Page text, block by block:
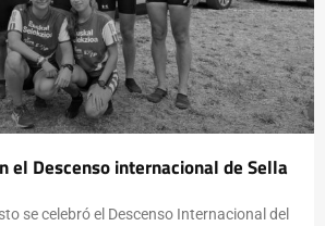
el Descenso internacional de Sella
se celebró el Descenso Internacional del